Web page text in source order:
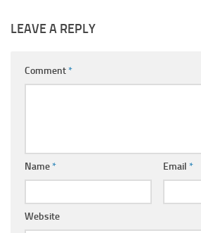
LEAVE A REPLY
Comment*
Name* Email *
Website